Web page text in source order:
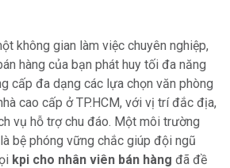
không gian làm việc chuyên nghiệp,
hàng của bạn phát huy tối đa năng
cấp đa dạng các lựa chọn văn phòng
cao cấp ở TP.HCM, với vị trí đắc địa,
vụ hỗ trợ chu đáo. Một môi trường
bệ phóng vững chắc giúp đội ngũ
kpi cho nhân viên bán hàng đã đề